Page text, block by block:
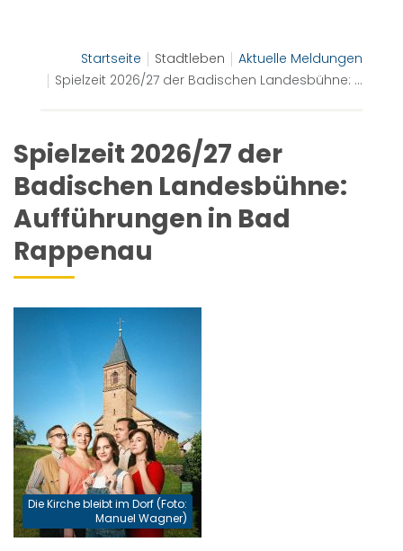
Startseite Stadtleben
Aktuelle Meldungen
Spielzeit 2026/27 der Badischen Landesbühne: ...
Spielzeit 2026/27 der
Badischen Landesbühne:
Aufführungen in Bad
Rappenau
Die Kirche bleibt im Dorf (Foto:
Manuel Wagner)